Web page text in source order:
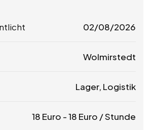
02/08/2026
Wolmirstedt
Lager, Logistik
18 Euro -18 Euro / Stunde